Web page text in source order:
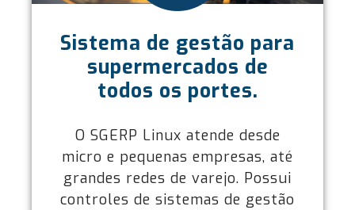
Sistema de gestão para
supermercados de
todos os portes.
O SGERP Linux atende desde
micro e pequenas empresas, até
grandes redes de varejo. Possui
controles de sistemas de gestão